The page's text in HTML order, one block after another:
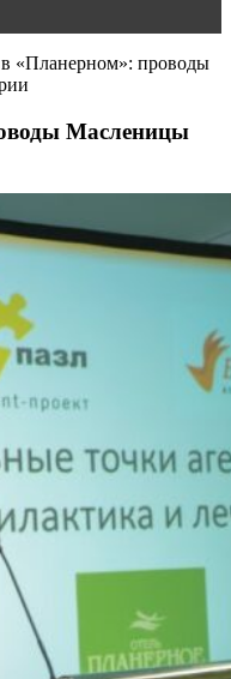
в «Планерном»: проводы
Масленицы